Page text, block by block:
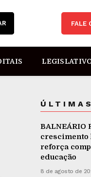
FALE
BALNEÁRIO
crescimento
reforça
educação
8 de agosto de